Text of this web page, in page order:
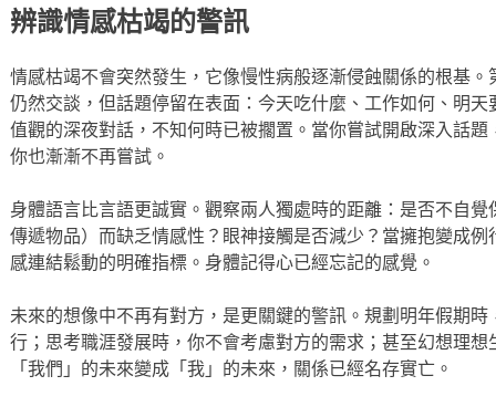
辨識情感枯竭的警訊
情感枯竭不會突然發生，它像慢性病般逐漸侵蝕關係的根基
仍然交談，但話題停留在表面：今天吃什麼、工作如何、明
值觀的深夜對話，不知何時已被擱置。當你嘗試開啟深入話
你也漸漸不再嘗試。
身體語言比言語更誠實。觀察兩人獨處時的距離：是否不自
傳遞物品）而缺乏情感性？眼神接觸是否減少？當擁抱變成
感連結鬆動的明確指標。身體記得心已經忘記的感覺。
未來的想像中不再有對方，是更關鍵的警訊。規劃明年假期
行；思考職涯發展時，你不會考慮對方的需求；甚至幻想理
「我們」的未來變成「我」的未來，關係已經名存實亡。